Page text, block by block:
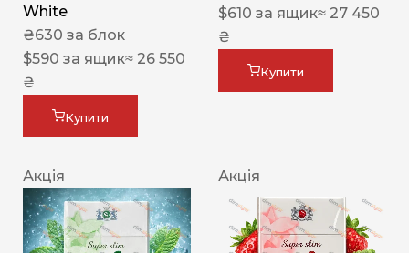
White
₴630 за блок
$590 за ящик≈ 26 550
₴
Купити
$610 за ящик≈ 27 450
₴
Купити
Акція Акція